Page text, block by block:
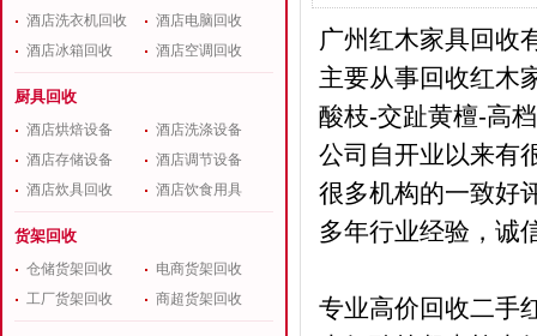
酒店洗衣机回收
酒店电脑回收
酒店冰箱回收
酒店空调回收
厨具回收
酒店烘焙设备
酒店洗涤设备
酒店存储设备
酒店调节设备
酒店炊具回收
酒店饮食用具
货架回收
仓储货架回收
电商货架回收
工厂货架回收
商超货架回收
广州红木家具回收
主要从事回收红木
酸枝-交趾黄檀-高
公司自开业以来有
很多机构的一致好
多年行业经验，诚
专业高价回收二手